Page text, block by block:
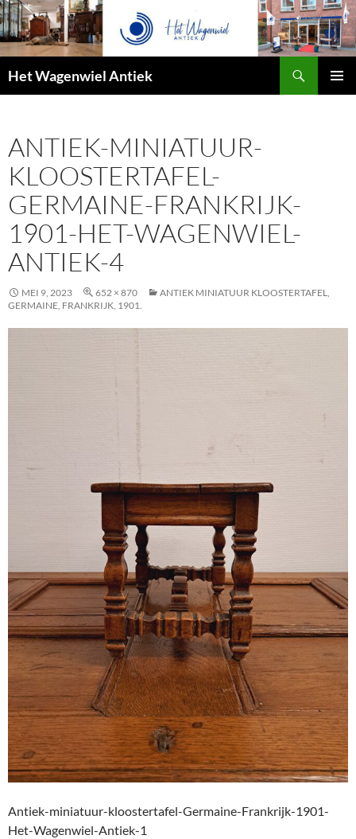
Het Wagenwiel Antiek
ANTIEK-MINIATUUR-
KLOOSTERTAFEL-
GERMAINE-FRANKRIJK-
1901-HET-WAGENWIEL-
ANTIEK-4
MEI 9, 2023 652 × 870
ANTIEK MINIATUUR KLOOSTERTAFEL,
GERMAINE, FRANKRIJK, 1901.
Antiek-miniatuur-kloostertafel-Germaine-Frankrijk-1901-
Het-Wagenwiel-Antiek-1